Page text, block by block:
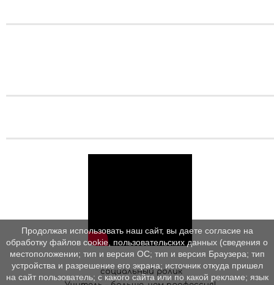
социальный ролик
Продолжая использовать наш сайт, вы даете согласие на
обработку файлов cookie, пользовательских данных (сведения о
местоположении; тип и версия ОС; тип и версия Браузера; тип
устройства и разрешение его экрана; источник откуда пришел
на сайт пользователь; с какого сайта или по какой рекламе; язык